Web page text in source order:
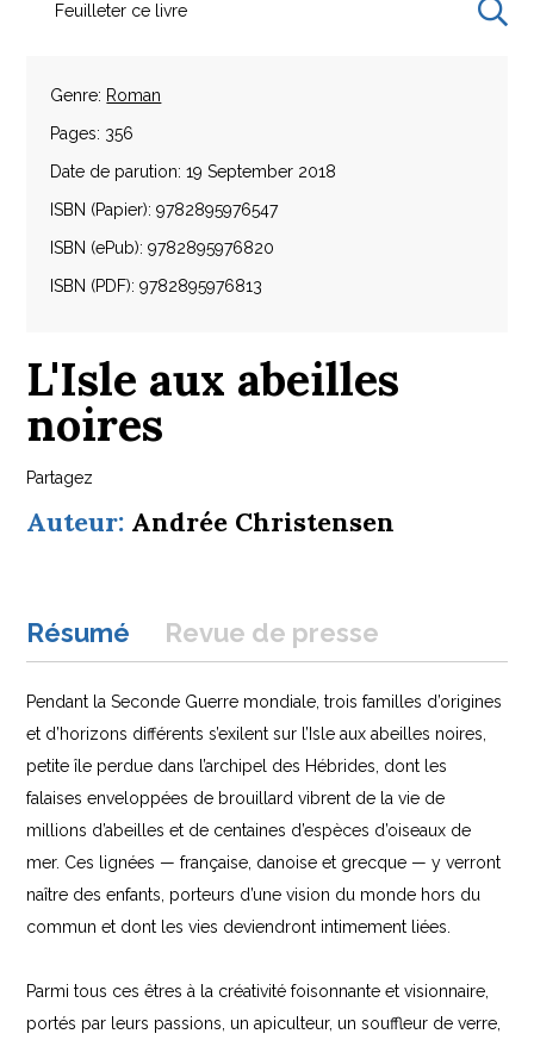
Feuilleter ce livre
Genre: Roman
Pages: 356
Date de parution: 19 September 2018
ISBN (Papier): 9782895976547
ISBN (ePub): 9782895976820
ISBN (PDF): 9782895976813
L'Isle aux abeilles
noires
Partagez
Auteur: Andrée Christensen
Résumé Revue de presse
Pendant la Seconde Guerre mondiale, trois familles d’origines
et d’horizons différents s’exilent sur l’Isle aux abeilles noires,
petite île perdue dans l’archipel des Hébrides, dont les
falaises enveloppées de brouillard vibrent de la vie de
millions d’abeilles et de centaines d’espèces d’oiseaux de
mer. Ces lignées — française, danoise et grecque — y verront
naître des enfants, porteurs d’une vision du monde hors du
commun et dont les vies deviendront intimement liées.
Parmi tous ces êtres à la créativité foisonnante et visionnaire,
portés par leurs passions, un apiculteur, un souffleur de verre,